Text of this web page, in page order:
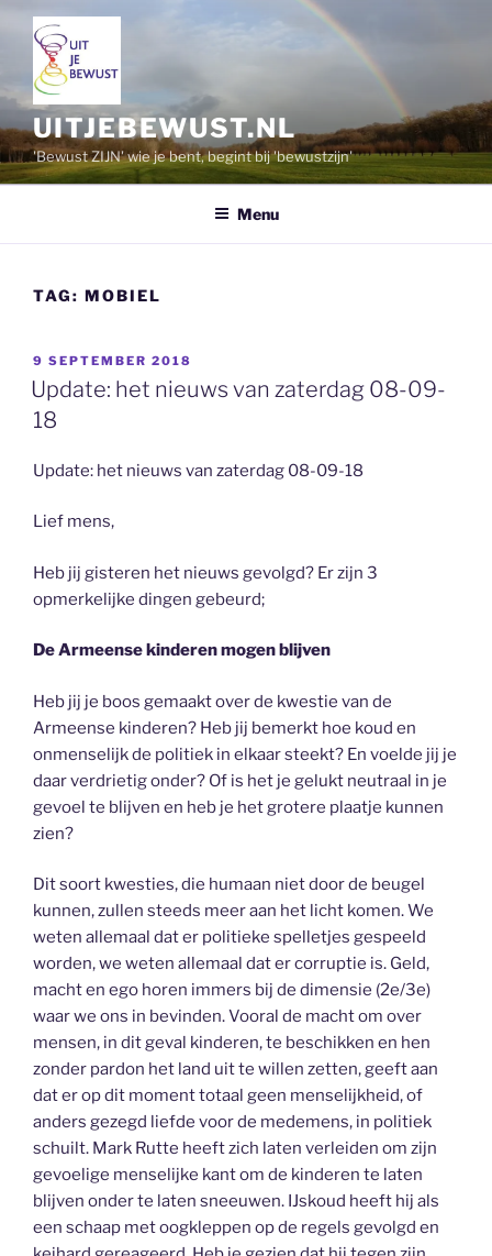
inhoud
UITJEBEWUST.NL
'Bewust ZIJN' wie je bent, begint bij 'bewustzijn'
Menu
TAG: MOBIEL
GEPLAATST
OP
9 SEPTEMBER 2018
Update: het nieuws van zaterdag 08-09-
18
Update: het nieuws van zaterdag 08-09-18
Lief mens,
Heb jij gisteren het nieuws gevolgd? Er zijn 3
opmerkelijke dingen gebeurd;
De Armeense kinderen mogen blijven
Heb jij je boos gemaakt over de kwestie van de
Armeense kinderen? Heb jij bemerkt hoe koud en
onmenselijk de politiek in elkaar steekt? En voelde jij je
daar verdrietig onder? Of is het je gelukt neutraal in je
gevoel te blijven en heb je het grotere plaatje kunnen
zien?
Dit soort kwesties, die humaan niet door de beugel
kunnen, zullen steeds meer aan het licht komen. We
weten allemaal dat er politieke spelletjes gespeeld
worden, we weten allemaal dat er corruptie is. Geld,
macht en ego horen immers bij de dimensie (2e/3e)
waar we ons in bevinden. Vooral de macht om over
mensen, in dit geval kinderen, te beschikken en hen
zonder pardon het land uit te willen zetten, geeft aan
dat er op dit moment totaal geen menselijkheid, of
anders gezegd liefde voor de medemens, in politiek
schuilt. Mark Rutte heeft zich laten verleiden om zijn
gevoelige menselijke kant om de kinderen te laten
blijven onder te laten sneeuwen. IJskoud heeft hij als
een schaap met oogkleppen op de regels gevolgd en